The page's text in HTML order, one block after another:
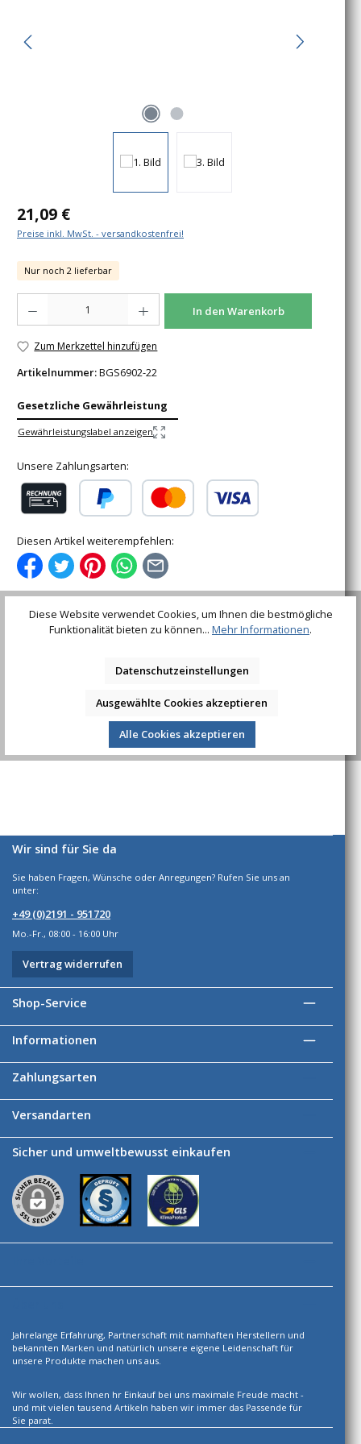
Regulärer Preis:
21,09 €
Preise inkl. MwSt. - versandkostenfrei!
Nur noch 2 lieferbar
In den Warenkorb
Zum Merkzettel hinzufügen
Artikelnummer:BGS6902-22
Gesetzliche Gewährleistung
Gewährleistungslabel anzeigen
Unsere Zahlungsarten:
Diesen Artikel weiterempfehlen:
RechteckschaftAufnahme: 9 x 12 mmmit
gMaterial: Chrom-Vanadium-StahlOberflä… Mehr
Wir sind für Sie da
Sie haben Fragen, Wünsche oder Anregungen? Rufen Sie uns an
unter:
+49 (0)2191 - 951720
Mo.-Fr., 08:00 - 16:00 Uhr
Vertrag widerrufen
Shop-Service
Informationen
Zahlungsarten
Versandarten
Sicher und umweltbewusst einkaufen
Jahrelange Erfahrung, Partnerschaft mit namhaften Herstellern und
bekannten Marken und natürlich unsere eigene Leidenschaft für
unsere Produkte machen uns aus.
Wir wollen, dass Ihnen hr Einkauf bei uns maximale Freude macht -
und mit vielen tausend Artikeln haben wir immer das Passende für
Sie parat.
Diese Website verwendet Cookies, um Ihnen die bestmögliche
Funktionalität bieten zu können... Mehr Informationen.
Datenschutzeinstellungen
Ausgewählte Cookies akzeptieren
Alle Cookies akzeptieren